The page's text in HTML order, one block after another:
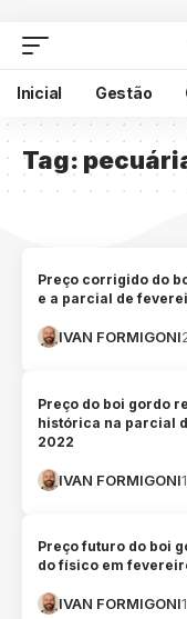
Inicial Gestão
Tag:
Preço corrigido do
e a parcial de
IVAN FORMIGONI
Preço do boi gordo
histórica na parcial
2022
IVAN FORMIGONI
Preço futuro do boi
do físico em
IVAN FORMIGONI